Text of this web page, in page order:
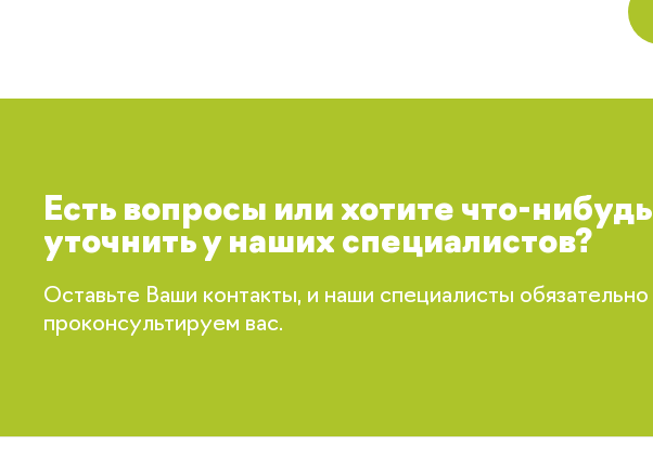
Есть вопросы или хотите что-нибудь
уточнить у наших специалистов?
Оставьте Ваши контакты, и наши специалисты обязательно
проконсультируем вас.